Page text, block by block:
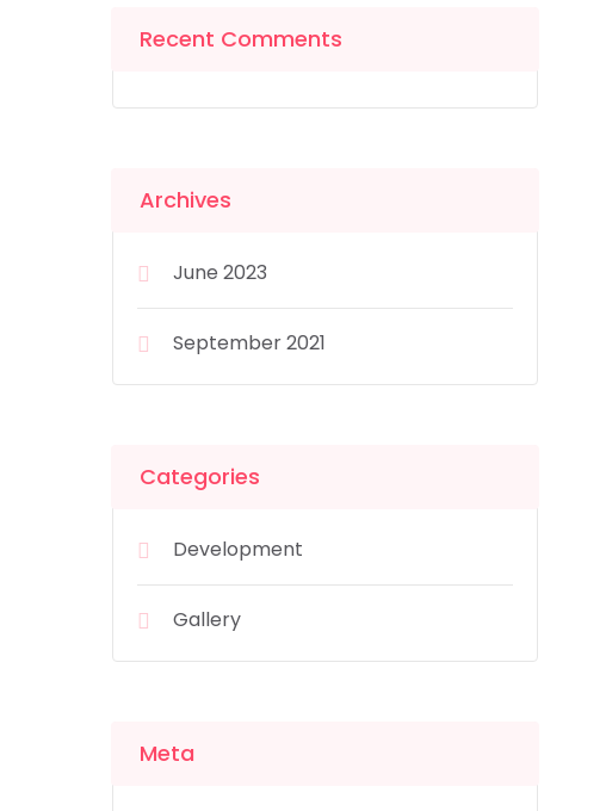
Recent Comments
Archives
June 2023
September 2021
Categories
Development
Gallery
Meta